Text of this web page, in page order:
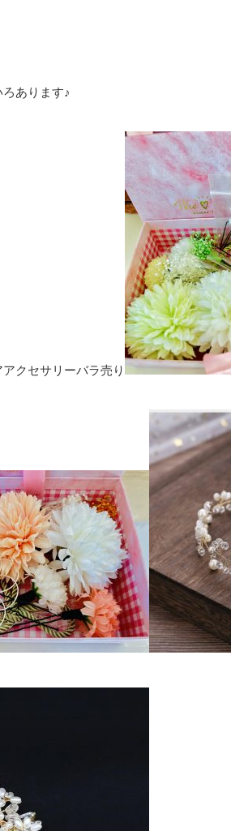
あります♪
クセサリーバラ売り